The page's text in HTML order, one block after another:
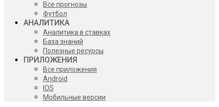
Все прогнозы
Футбол
АНАЛИТИКА
Аналитика в ставках
База знаний
Полезные ресурсы
ПРИЛОЖЕНИЯ
Все приложения
Android
IOS
Мобильные версии